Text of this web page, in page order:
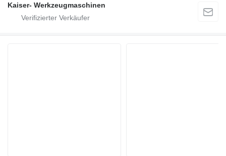
Kaiser- Werkzeugmaschinen